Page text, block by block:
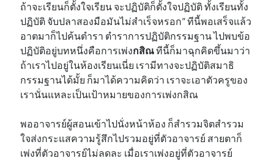
ถ้าจะเรียนก็ตั้งใจเรียน จะปฏิบัติก็ตั้งใจปฏิบัติ ทั้งเรียนทั้ง
ปฏิบัติ จับปลาสองมือมันไม่สำเร็จหรอก” ทีนี้พอเสร็จแล้ว
อาตมาก็ไปค้นตำรา ตำราการปฏิบัติกรรมฐาน ไปพบข้อ
ปฏิบัติอยู่บทหนึ่งคือการเพ่งกสิณทีนี้ก็มาฉุกคิดขึ้นมาว่า
ถ้าเราไปอยู่ในห้องเรียนเนี่ย เรามีทางจะปฏิบัติสมาธิ
กรรมฐานได้มั้ย ก็มาได้ความคิดว่า เราจะเอาตัวครูของ
เรานั่นแหละเป็นเป้าหมายของการเพ่งกสิณ
พออาจารย์ผู้สอนเข้าไปนั่งหน้าห้อง ก็สำรวมจิตสำรวม
ใจส่งกระแสความรู้สึกไปรวมอยู่ที่ตัวอาจารย์ สายตาก็
เพ่งที่ตัวอาจารย์ไม่ลดละ เมื่อเราเพ่งอยู่ที่ตัวอาจารย์